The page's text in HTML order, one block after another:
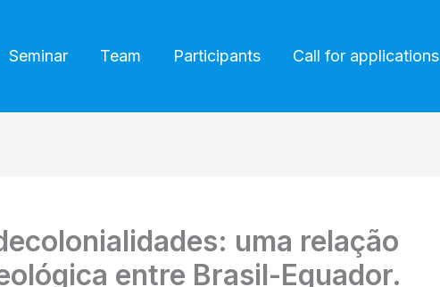
Seminar Team Participants Call for applications
uma relação
entre Brasil-Equador.